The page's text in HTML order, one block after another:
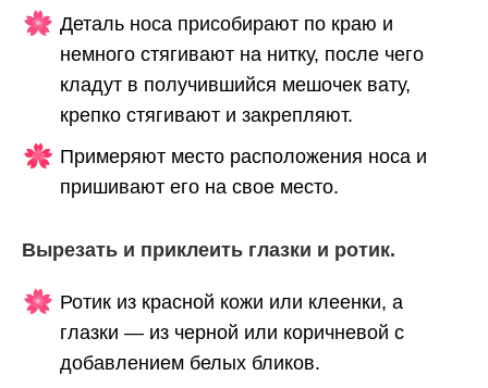
Деталь носа присобирают по краю и
немного стягивают на нитку, после чего
кладут в получившийся мешочек вату,
крепко стягивают и закрепляют.
Примеряют место расположения носа и
пришивают его на свое место.
Вырезать и приклеить глазки и ротик.
Ротик из красной кожи или клеенки, а
глазки — из черной или коричневой с
добавлением белых бликов.